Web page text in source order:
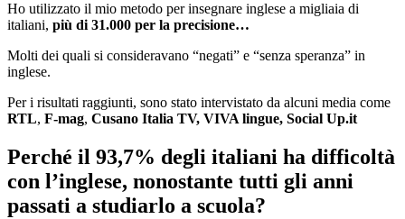
Ho utilizzato il mio metodo per insegnare inglese a migliaia di
italiani, più di 31.000 per la precisione…
Molti dei quali si consideravano “negati” e “senza speranza” in
inglese.
Per i risultati raggiunti, sono stato intervistato da alcuni media come
RTL, F-mag, Cusano Italia TV, VIVA lingue, Social Up.it
Perché il 93,7% degli italiani ha difficoltà
con l’inglese, nonostante tutti gli anni
passati a studiarlo a scuola?